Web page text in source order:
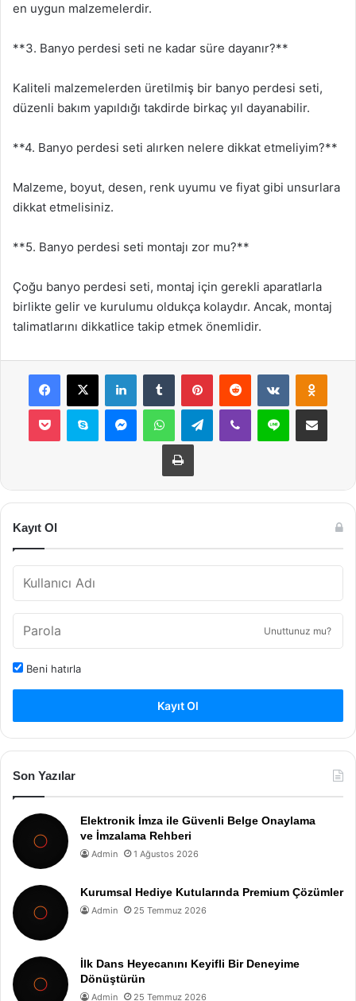
en uygun malzemelerdir.
**3. Banyo perdesi seti ne kadar süre dayanır?**
Kaliteli malzemelerden üretilmiş bir banyo perdesi seti,
düzenli bakım yapıldığı takdirde birkaç yıl dayanabilir.
**4. Banyo perdesi seti alırken nelere dikkat etmeliyim?**
Malzeme, boyut, desen, renk uyumu ve fiyat gibi unsurlara
dikkat etmelisiniz.
**5. Banyo perdesi seti montajı zor mu?**
Çoğu banyo perdesi seti, montaj için gerekli aparatlarla
birlikte gelir ve kurulumu oldukça kolaydır. Ancak, montaj
talimatlarını dikkatlice takip etmek önemlidir.
Facebook
X LinkedInTumblr PinterestReddit VKontakte
Pocket Skype MessengerWhatsAppTelegramViber Line E-Posta ile
Yazdır
Kayıt Ol
Unuttunuz mu?
Beni hatırla
Kayıt Ol
Son Yazılar
Elektronik İmza ile Güvenli Belge Onaylama
ve İmzalama Rehberi
Admin 1 Ağustos 2026
Kurumsal Hediye Kutularında Premium Çözümler
Admin 25 Temmuz 2026
İlk Dans Heyecanını Keyifli Bir Deneyime
Dönüştürün
Admin 25 Temmuz 2026